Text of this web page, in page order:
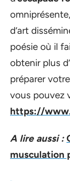
d’art
poésie où il
obtenir plus
préparer
vous pouvez
https://
A lire aussi :
musculation